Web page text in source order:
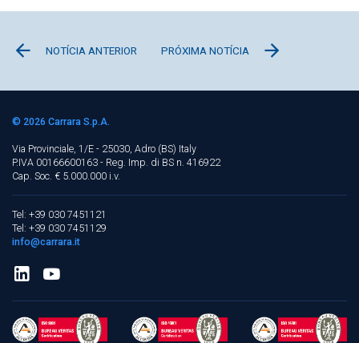
NOTÍCIA ANTERIOR PRÓXIMA NOTÍCIA
© 2026 Carrara S.p.A.
Via Provinciale, 1/E - 25030, Adro (BS) Italy
P.IVA 00166600163 - Reg. Imp. di BS n. 416922
Cap. Soc. € 5.000.000 i.v.
Tel: +39 030 7451121
Tel: +39 030 7451129
info@carrara.it